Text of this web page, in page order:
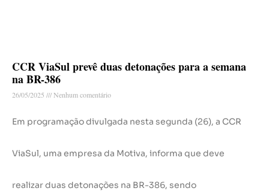
CCR ViaSul prevê duas detonações para a semana
na BR-386
26/05/2025 Nenhum comentário
Em programação divulgada nesta segunda (26), a CCR
ViaSul, uma empresa da Motiva, informa que deve
realizar duas detonações na BR-386, sendo